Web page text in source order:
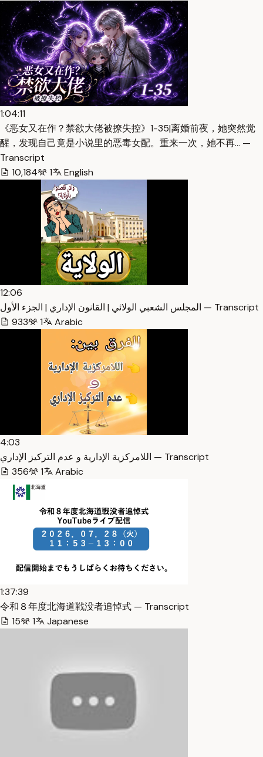
1:04:11
《恶女又在作？禁欲大佬被撩失控》1-35|离婚前夜，她突然觉
醒，发现自己竟是小说里的恶毒女配。重来一次，她不再… —
Transcript
10,184
1 English
12:06
المجلس الشعبي الولائي | القانون الإداري | الجزء الأول — Transcript
933
1 Arabic
4:03
اللامركزية الإدارية و عدم التركيز الإداري — Transcript
356
1 Arabic
1:37:39
令和８年度北海道戦没者追悼式 — Transcript
15
1 Japanese